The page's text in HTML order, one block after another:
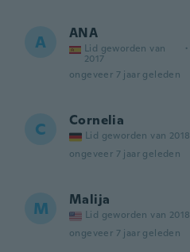
A ANA
Lid geworden van
2017
·
ongeveer 7 jaar geleden
C Cornelia
Lid geworden van 2018
ongeveer 7 jaar geleden
M Malija
Lid geworden van 2018
ongeveer 7 jaar geleden